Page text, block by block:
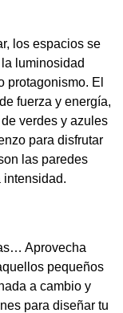
los espacios se
luminosidad
protagonismo. El
fuerza y energía,
verdes y azules
para disfrutar
las paredes
intensidad.
Aprovecha
pequeños
a cambio y
para diseñar tu